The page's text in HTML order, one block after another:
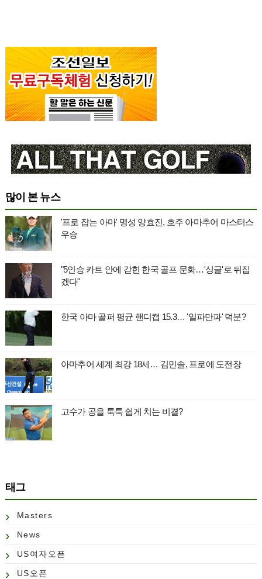
많이 본 뉴스
'프로 잡는 아마' 명성 양효진, 호주 아마추어 마스터스
우승
"5인승 카트 안에 갇힌 한국 골프 문화…'싱글'로 뒤집
겠다"
한국 아마 골퍼 평균 핸디캡 15.3… '일파만파' 덕분?
아마추어 세계 최강 18세… 김민솔, 프로에 도전장
고수가 공을 툭툭 쉽게 치는 비결?
태그
Masters
News
US여자오픈
US오픈